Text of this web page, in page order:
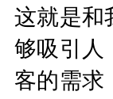
这就是和
够吸引人
客的需求